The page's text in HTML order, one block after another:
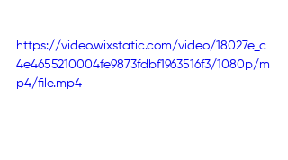
https://video.wixstatic.com/video/18027e_c
4e4655210004fe9873fdbf1963516f3/1080p/m
p4/file.mp4